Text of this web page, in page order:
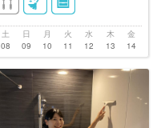
土
08
日
09
月
10
火
11
水
12
木
13
金
14